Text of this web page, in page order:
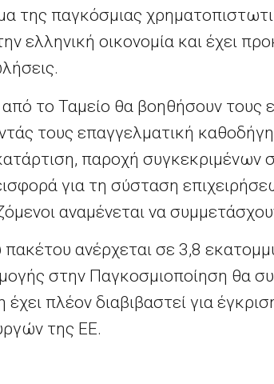
της παγκόσμιας
ελληνική οικονομία και έχει
το Ταμείο θα βοηθήσουν τους
τους επαγγελματική
παροχή
για τη σύσταση
αναμένεται να
ανέρχεται σε 3,8
στην Παγκοσμιοποίηση θα
πλέον διαβιβαστεί για
της ΕΕ.